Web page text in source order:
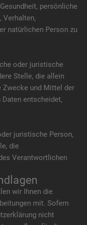
persönliche
Verhalten,
natürlichen Person zu
oder juristische
Stelle, die allein
Zwecke und Mittel der
entscheidet,
juristische Person,
die
Verantwortlichen
wir Ihnen die
mit. Sofern
nicht